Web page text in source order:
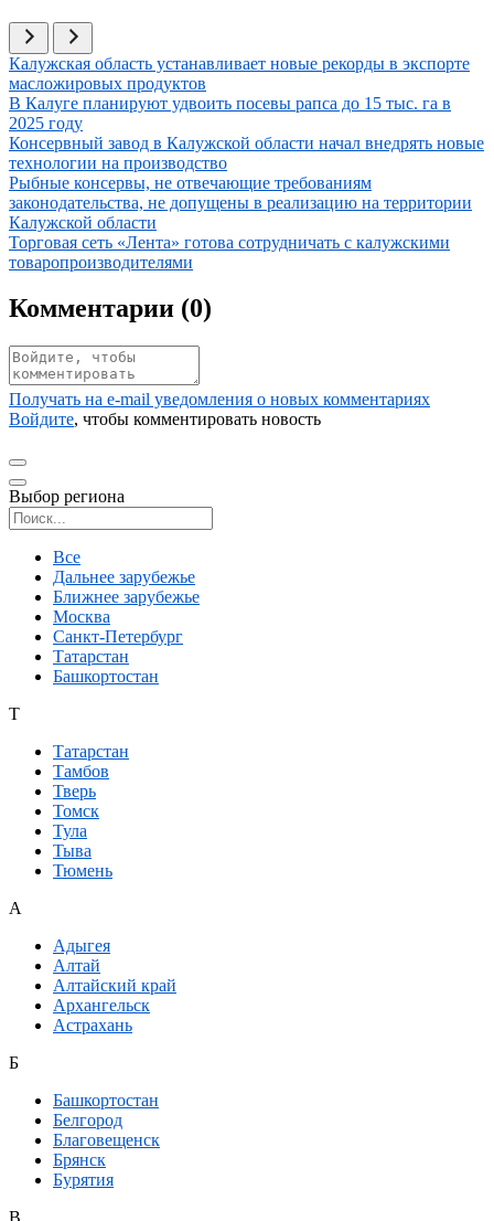
Иллюстрация новости
Калужская область устанавливает новые рекорды в экспорте
масложировых продуктов
Иллюстрация новости
В Калуге планируют удвоить посевы рапса до 15 тыс. га в
2025 году
Иллюстрация новости
Консервный завод в Калужской области начал внедрять новые
технологии на производство
Иллюстрация новости
Рыбные консервы, не отвечающие требованиям
законодательства, не допущены в реализацию на территории
Калужской области
Иллюстрация новости
Торговая сеть «Лента» готова сотрудничать с калужскими
товаропроизводителями
Комментарии (0)
Получать на e‑mail уведомления о новых комментариях
Войдите, чтобы комментировать новость
Выбор региона
Все
Дальнее зарубежье
Ближнее зарубежье
Москва
Санкт-Петербург
Татарстан
Башкортостан
Т
Татарстан
Тамбов
Тверь
Томск
Тула
Тыва
Тюмень
А
Адыгея
Алтай
Алтайский край
Архангельск
Астрахань
Б
Башкортостан
Белгород
Благовещенск
Брянск
Бурятия